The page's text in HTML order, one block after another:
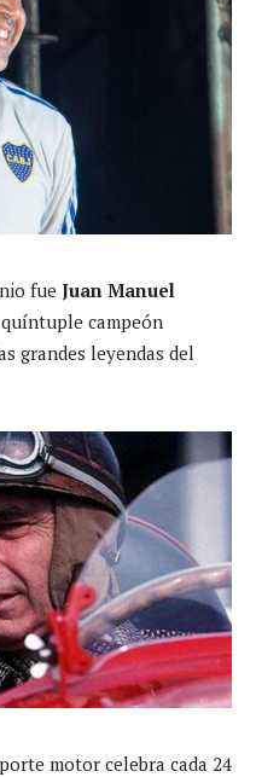
fue Juan Manuel
campeón
grandes leyendas del
motor celebra cada 24